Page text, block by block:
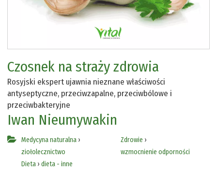
Czosnek na straży zdrowia
Rosyjski ekspert ujawnia nieznane właściwości
antyseptyczne, przeciwzapalne, przeciwbólowe i
przeciwbakteryjne
Iwan Nieumywakin
Medycyna naturalna ›
ziołolecznictwo
Dieta › dieta - inne
Zdrowie ›
wzmocnienie odporności